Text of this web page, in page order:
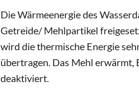
Die Wärmeenergie des
Getreide/ Mehlpartikel
wird die thermische Energie
übertragen. Das Mehl erwärmt,
deaktiviert.